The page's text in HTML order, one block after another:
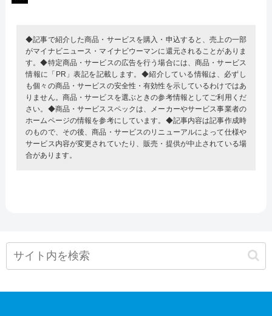
◆記事で紹介した商品・サービスを購入・申込すると、売上の一部
がマイナビニュース・マイナビウーマンに還元されることがありま
す。◆特定商品・サービスの広告を行う場合には、商品・サービス
情報に「PR」表記を記載します。◆紹介している情報は、必ずし
も個々の商品・サービスの安全性・有効性を示しているわけではあ
りません。商品・サービスを選ぶときの参考情報としてご利用くだ
さい。◆商品・サービススペックは、メーカーやサービス事業者の
ホームページの情報を参考にしています。◆記事内容は記事作成時
のもので、その後、商品・サービスのリニューアルによって仕様や
サービス内容が変更されていたり、販売・提供が中止されている場
合があります。